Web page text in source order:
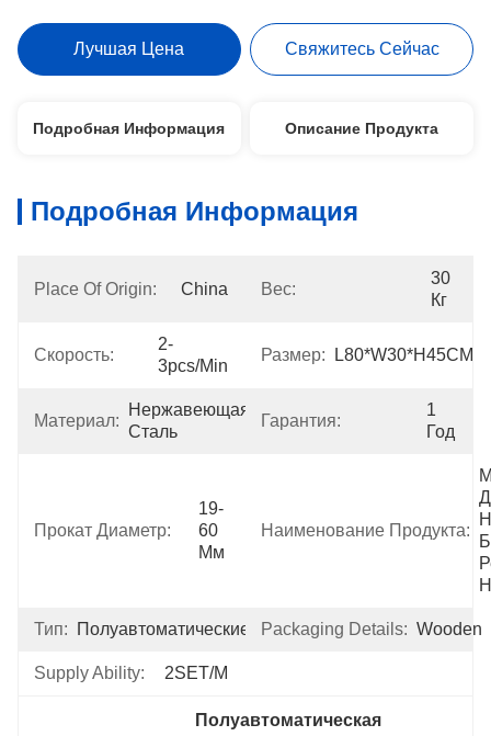
Лучшая Цена Свяжитесь Сейчас
Подробная Информация Описание Продукта
Подробная Информация
Place Of Origin: China Вес:
30
Кг
Скорость:
2-
3pcs/min
Размер: L80*W30*H45CM
Материал:
Нержавеющая
Сталь
Гарантия:
1
Год
Прокат Диаметр:
19-
60
Мм
Наименование Продукта:
Тип: Полуавтоматические Packaging Details: Wooden
Supply Ability: 2SET/M
Полуавтоматическая